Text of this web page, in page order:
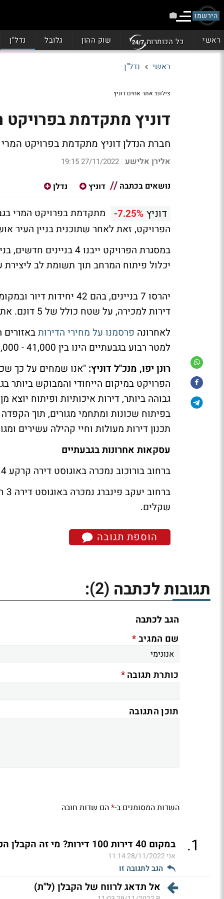
הירשמו
ראשי כל הכותרות שוק ההון גלובל נדל"ן
ראשי נדל"ן
צילום: אתר אחים דוניץ
דוניץ מתקדמת בפרויקט
חברת הנדלן דוניץ מתקדמת בפרויקט המרי שבגבעתיים,
אלירן אלישע |
27/11/2022 19:15
נושאים בכתבה
דוניץ נדלן
דוניץ -7.25%
הפרויקט, זאת לאחר שתוכנית בניין העיר
יכלול פיתוח המרחב תוך תשומת לב
דירות למכירה, על שטח כולל של 5 דונם. את תכנון הבניינים מוביל משרד האדריכלים דני קייזר.
לאחרונה פרסמנו על מחירי הדירות
למטר רבוע בגבעתיים הינו בין 41,000 - 43,000 שקל .
רונן יפו, מנכ"ל דוניץ: "אנו שמחים על כך
הפרויקט במיקום הייחודי והמבוקש ביותר
גבוהה ביותר, דירות איכותיות ופיתוח
בפיתוח שכונות ומתחמי מגורים, תוך
תכנון דירות מעולות וחיי קהילה עשירים
עסקאות אחרונות בגבעתיים
ברחוב בורוכוב נמכרה באוגוסט דירה קרקע 4 חדרים, דירה בגודל 107 מטר בכ-4 מיליון שקלים.
שקלים.
הוספת תגובה
תגובות לכתבה (2)
:
הגב לכתבה
שם המגיב*
כותרת תגובה*
תוכן התגובה
השדות המסומנים ב-*הם שדות חובה
1
. במקום 40 דירות 100 דירות? מי זה הקבלן הפראייר
אני28/11/2022 11:14
הגב לתגובה זו
אל תדאג לרווח של הקבלן (ל"ת)